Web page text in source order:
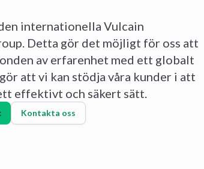
internationella Vulcain
Detta gör det möjligt för oss att
av erfarenhet med ett globalt
att vi kan stödja våra kunder i att
effektivt och säkert sätt.
Kontakta oss